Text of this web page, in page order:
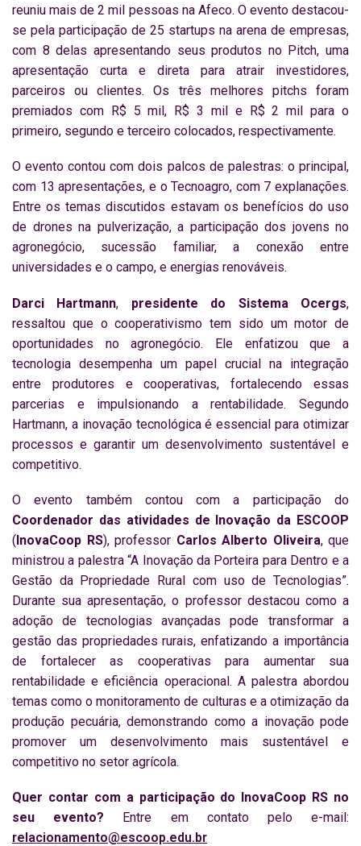
reuniu mais de 2 mil pessoas na Afeco. O evento destacou-
se pela participação de 25 startups na arena de empresas,
com 8 delas apresentando seus produtos no Pitch, uma
apresentação curta e direta para atrair investidores,
parceiros ou clientes. Os três melhores pitchs foram
premiados com R$ 5 mil, R$ 3 mil e R$ 2 mil para o
primeiro, segundo e terceiro colocados, respectivamente.
O evento contou com dois palcos de palestras: o principal,
com 13 apresentações, e o Tecnoagro, com 7 explanações.
Entre os temas discutidos estavam os benefícios do uso
de drones na pulverização, a participação dos jovens no
agronegócio, sucessão familiar, a conexão entre
universidades e o campo, e energias renováveis.
Darci Hartmann, presidente do Sistema Ocergs,
ressaltou que o cooperativismo tem sido um motor de
oportunidades no agronegócio. Ele enfatizou que a
tecnologia desempenha um papel crucial na integração
entre produtores e cooperativas, fortalecendo essas
parcerias e impulsionando a rentabilidade. Segundo
Hartmann, a inovação tecnológica é essencial para otimizar
processos e garantir um desenvolvimento sustentável e
competitivo.
O evento também contou com a participação do
Coordenador das atividades de Inovação da ESCOOP
(InovaCoop RS), professor Carlos Alberto Oliveira, que
ministrou a palestra “A Inovação da Porteira para Dentro e a
Gestão da Propriedade Rural com uso de Tecnologias”.
Durante sua apresentação, o professor destacou como a
adoção de tecnologias avançadas pode transformar a
gestão das propriedades rurais, enfatizando a importância
de fortalecer as cooperativas para aumentar sua
rentabilidade e eficiência operacional. A palestra abordou
temas como o monitoramento de culturas e a otimização da
produção pecuária, demonstrando como a inovação pode
promover um desenvolvimento mais sustentável e
competitivo no setor agrícola.
Quer contar com a participação do InovaCoop RS no
seu evento? Entre em contato pelo e-mail:
relacionamento@escoop.edu.br